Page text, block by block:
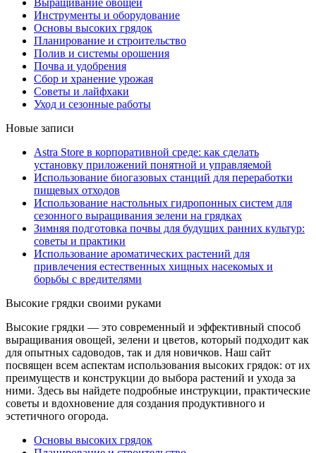
Инструменты и оборудование
Основы высоких грядок
Планирование и строительство
Полив и системы орошения
Почва и удобрения
Сбор и хранение урожая
Советы и лайфхаки
Уход и сезонные работы
Новые записи
Astra Store в корпоративной среде: как сделать
установку приложений понятной и управляемой
Использование биогазовых станций для переработки
пищевых отходов
Использование настольных гидропонных систем для
сезонного выращивания зелени на грядках
Зимняя подготовка почвы для будущих ранних культур:
советы и практики
Использование ароматических растений для
привлечения естественных хищных насекомых и
борьбы с вредителями
Высокие грядки своими руками
Высокие грядки — это современный и эффективный способ
выращивания овощей, зелени и цветов, который подходит как
для опытных садоводов, так и для новичков. Наш сайт
посвящен всем аспектам использования высоких грядок: от их
преимуществ и конструкции до выбора растений и ухода за
ними. Здесь вы найдете подробные инструкции, практические
советы и вдохновение для создания продуктивного и
эстетичного огорода.
Основы высоких грядок